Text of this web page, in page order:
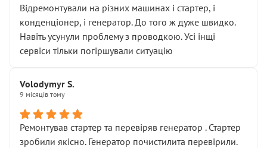
Відремонтували на різних машинах і стартер, і
конденціонер, і генератор. До того ж дуже швидко.
Навіть усунули проблему з проводкою. Усі інщі
сервіси тільки погіршували ситуацію
Volodymyr S.
9 місяців тому
Ремонтував стартер та перевіряв генератор . Стартер
зробили якісно. Генератор почистилита перевірили.